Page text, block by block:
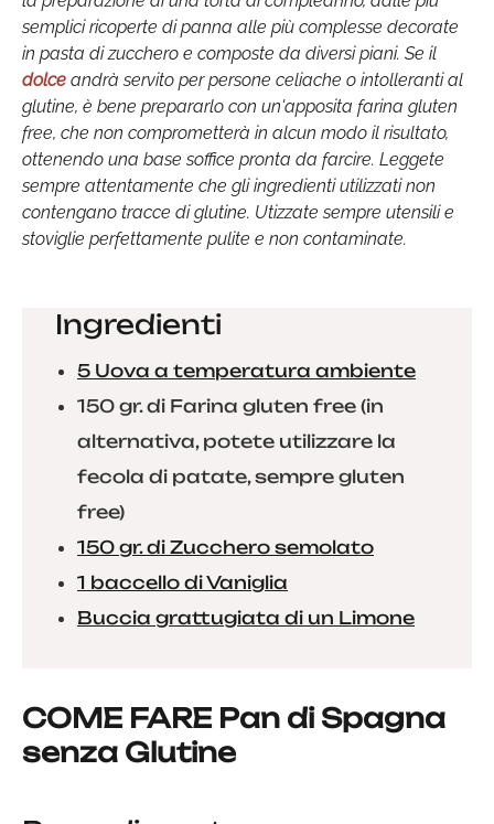
semplici ricoperte di panna alle più complesse decorate
in pasta di zucchero e composte da diversi piani. Se il
dolce andrà servito per persone celiache o intolleranti al
glutine, è bene prepararlo con un'apposita farina gluten
free, che non comprometterà in alcun modo il risultato,
ottenendo una base soffice pronta da farcire. Leggete
sempre attentamente che gli ingredienti utilizzati non
contengano tracce di glutine. Utizzate sempre utensili e
stoviglie perfettamente pulite e non contaminate.
Ingredienti
5 Uova a temperatura ambiente
150 gr. di Farina gluten free (in
alternativa, potete utilizzare la
fecola di patate, sempre gluten
free)
150 gr. di Zucchero semolato
1 baccello di Vaniglia
Buccia grattugiata di un Limone
COME FARE Pan di Spagna
senza Glutine